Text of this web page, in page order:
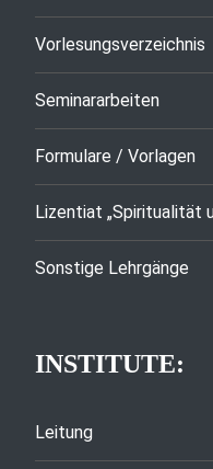
Vorlesungsverzeichnis
Seminararbeiten
Formulare / Vorlagen
Lizentiat „Spiritualität
Sonstige Lehrgänge
INSTITUTE:
Leitung